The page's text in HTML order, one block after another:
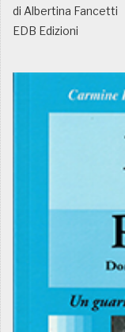
di Albertina Fancetti
EDB Edizioni